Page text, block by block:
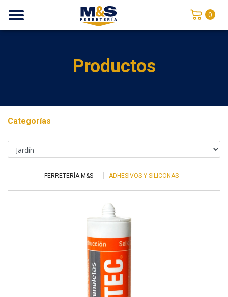
0
Productos
Categorías
FERRETERÍA M&S ADHESIVOS Y SILICONAS